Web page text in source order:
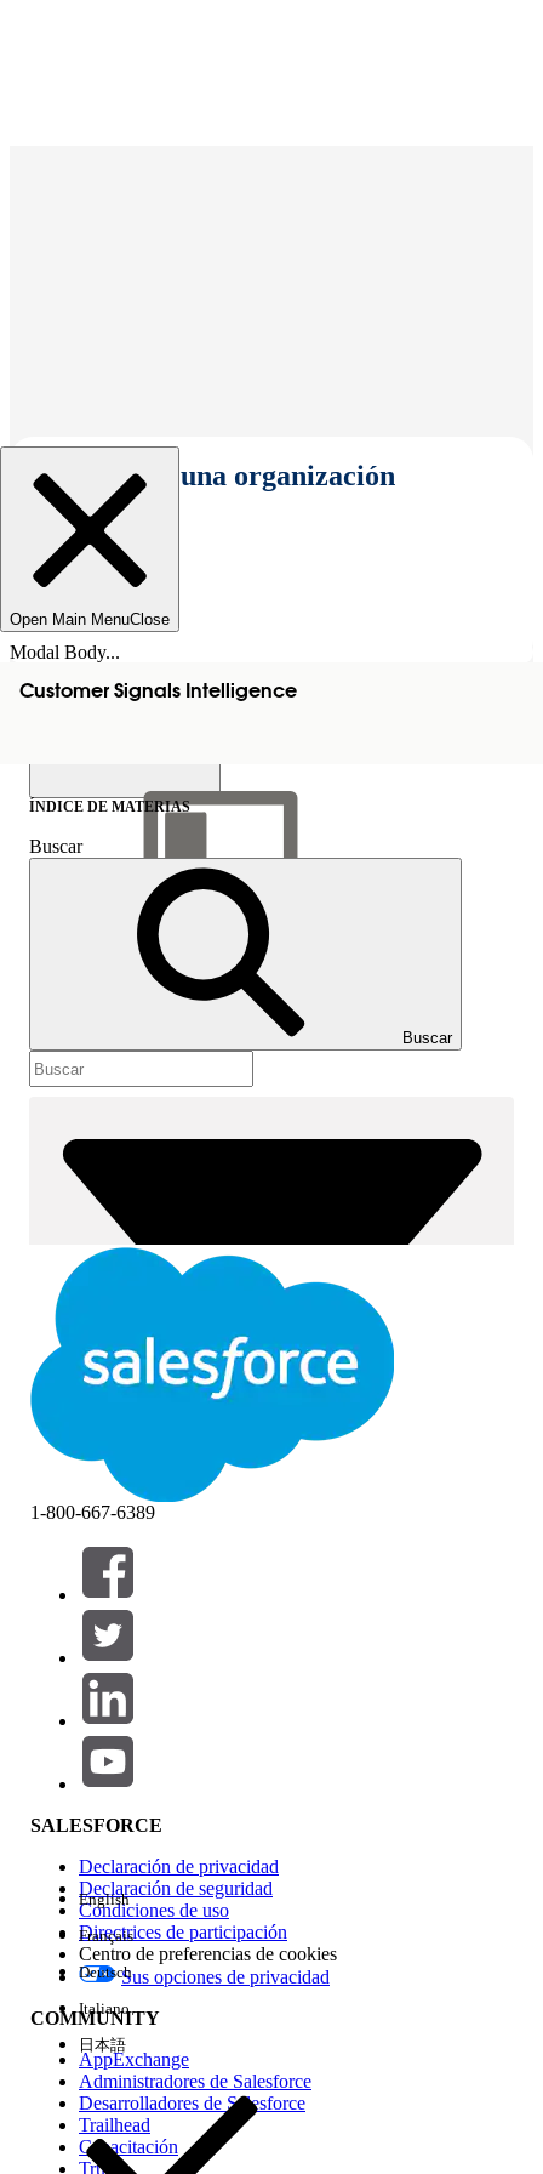
Seleccionar una organización
Open Main MenuClose
Modal Body...
Customer Signals Intelligence
Mostrar índice de
materias
Índice de materias
ÍNDICE DE MATERIAS
Buscar
Buscar
Filtros (0)
SELECCIONAR FILTROS
Área de productos
Repercusión de función
Edición
Experiencia
1-800-667-6389
SALESFORCE
Declaración de privacidad
Declaración de seguridad
Condiciones de uso
Directrices de participación
Centro de preferencias de cookies
Sus opciones de privacidad
COMMUNITY
AppExchange
Administradores de Salesforce
Desarrolladores de Salesforce
Trailhead
Capacitación
Trust
English
Français
Deutsch
Italiano
日本語